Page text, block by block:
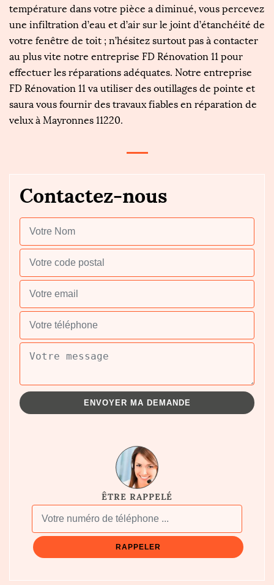
température dans votre pièce a diminué, vous percevez
une infiltration d’eau et d’air sur le joint d’étanchéité de
votre fenêtre de toit ; n’hésitez surtout pas à contacter
au plus vite notre entreprise FD Rénovation 11 pour
effectuer les réparations adéquates. Notre entreprise
FD Rénovation 11 va utiliser des outillages de pointe et
saura vous fournir des travaux fiables en réparation de
velux à Mayronnes 11220.
Contactez-nous
ÊTRE RAPPELÉ